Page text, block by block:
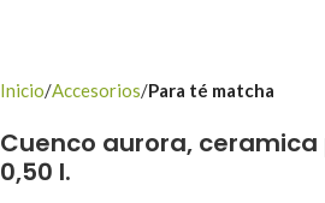
Inicio Accesorios Para té matcha
Cuenco aurora,
0,50 l.